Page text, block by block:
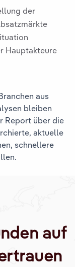
der
Hauptakteure
aus
bleiben
Report über die
aktuelle
schnellere
auf